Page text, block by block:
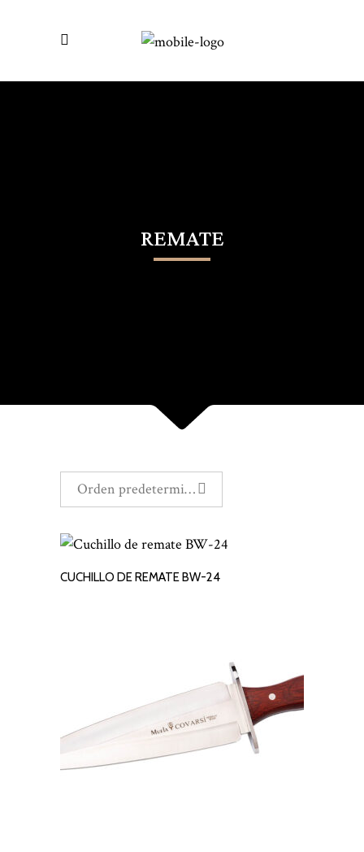
REMATE
Orden predeterminado
LEER MÁS
CUCHILLO DE REMATE BW-24